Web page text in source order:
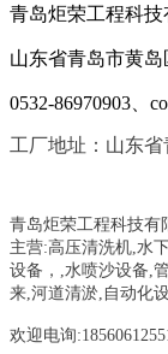
青岛炬荣工程科技
山东省青岛市黄
0532-86970903、
工厂地址：山东省
青岛炬荣工程科技有
主营:高压清洗机,水
设备， ,水喷沙设备,
来,河道清淤,自动化
欢迎电询